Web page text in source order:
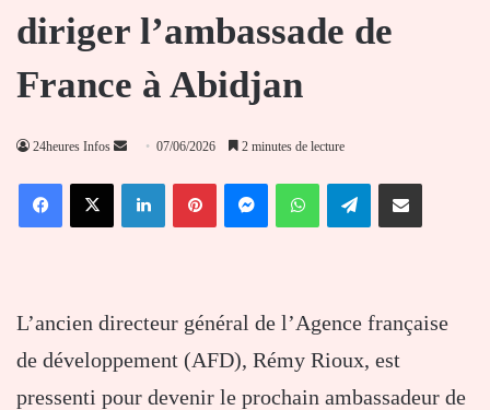
diriger l’ambassade de
France à Abidjan
24heures Infos
Envoyer
courriel
07/06/2026 2 minutes de lecture
FacebookX LinkedinPinterestMessengerWhatsAppTelegramPartager par email
L’ancien directeur général de l’Agence française
de développement (AFD), Rémy Rioux, est
pressenti pour devenir le prochain ambassadeur de